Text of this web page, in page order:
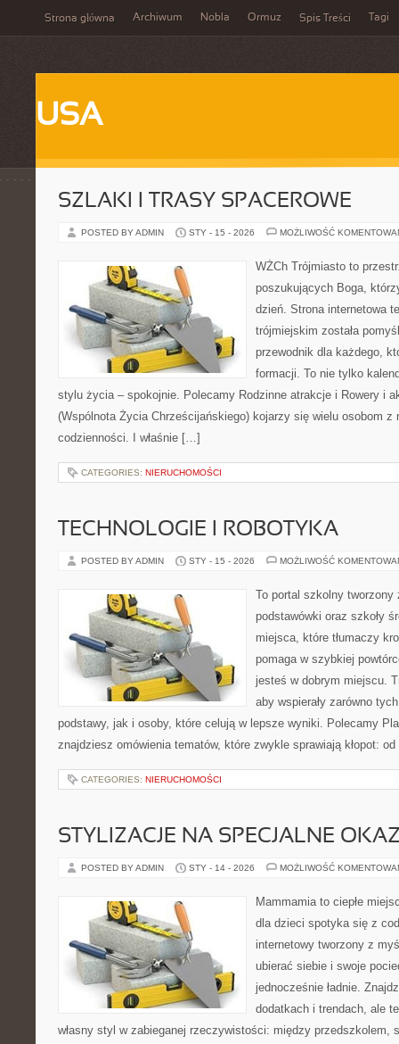
Strona główna Archiwum Nobla Ormuz Spis Treści Tagi
USA
SZLAKI I TRASY SPACEROWE
POSTED BY ADMIN STY - 15 - 2026 MOŻLIWOŚĆ
WŻCh Trójmiasto to
poszukujących Boga,
dzień. Strona internetowa
trójmiejskim została
przewodnik dla każdego,
formacji. To nie tylko
stylu życia – spokojnie. Polecamy Rodzinne atrakcje i Rowery i
(Wspólnota Życia Chrześcijańskiego) kojarzy się wielu osobom z
codzienności. I właśnie […]
CATEGORIES: NIERUCHOMOŚCI
TECHNOLOGIE I ROBOTYKA
POSTED BY ADMIN STY - 15 - 2026 MOŻLIWOŚĆ
To portal szkolny tworzony
podstawówki oraz szkoły
miejsca, które tłumaczy
pomaga w szybkiej
jesteś w dobrym miejscu.
aby wspierały zarówno
podstawy, jak i osoby, które celują w lepsze wyniki. Polecamy
znajdziesz omówienia tematów, które zwykle sprawiają kłopot:
CATEGORIES: NIERUCHOMOŚCI
STYLIZACJE NA SPECJALNE
POSTED BY ADMIN STY - 14 - 2026 MOŻLIWOŚĆ
Mammamia to ciepłe
dla dzieci spotyka się z
internetowy tworzony z
ubierać siebie i swoje
jednocześnie ładnie.
dodatkach i trendach, ale
własny styl w zabieganej rzeczywistości: między przedszkolem,